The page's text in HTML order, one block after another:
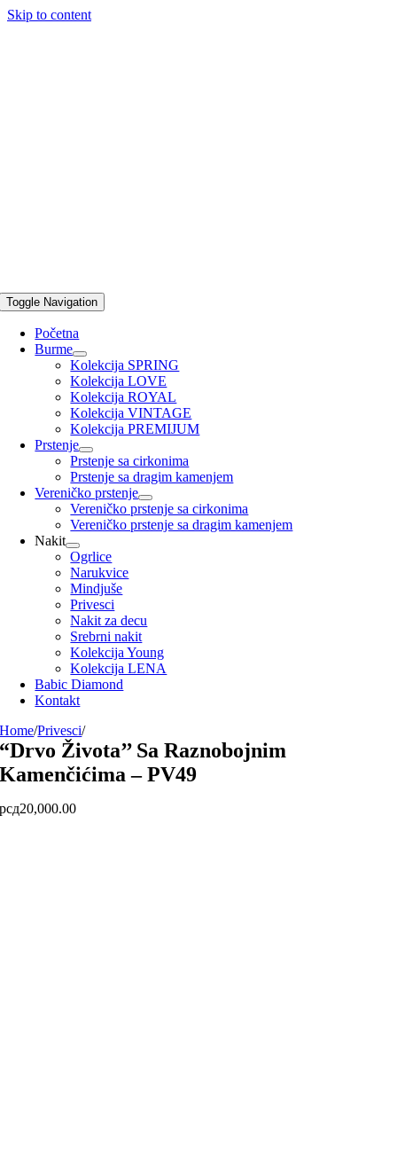
Skip to content
Toggle Navigation
Početna
Burme
Kolekcija SPRING
Kolekcija LOVE
Kolekcija ROYAL
Kolekcija VINTAGE
Kolekcija PREMIJUM
Prstenje
Prstenje sa cirkonima
Prstenje sa dragim kamenjem
Vereničko prstenje
Vereničko prstenje sa cirkonima
Vereničko prstenje sa dragim kamenjem
Nakit
Ogrlice
Narukvice
Mindjuše
Privesci
Nakit za decu
Srebrni nakit
Kolekcija Young
Kolekcija LENA
Babic Diamond
Kontakt
Home/Privesci/
“Drvo Života’’ Sa Raznobojnim
Kamenčićima – PV49
рсд20,000.00